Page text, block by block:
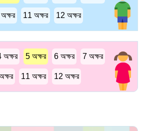
11 অক্ষর 12 অক্ষর
অক্ষর 5 অক্ষর 6 অক্ষর 7 অক্ষর
11 অক্ষর 12 অক্ষর